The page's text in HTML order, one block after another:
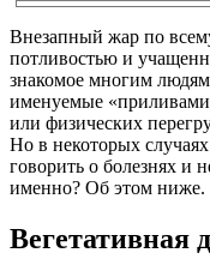
Внезапный жар по
потливостью и
знакомое многим
именуемые
или физических
Но в некоторых
говорить о болезнях и
именно? Об этом ниже.
Вегетативная